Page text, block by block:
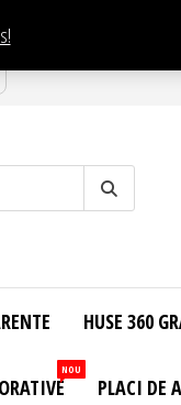
HUSE 360
NOU
PLACI DE